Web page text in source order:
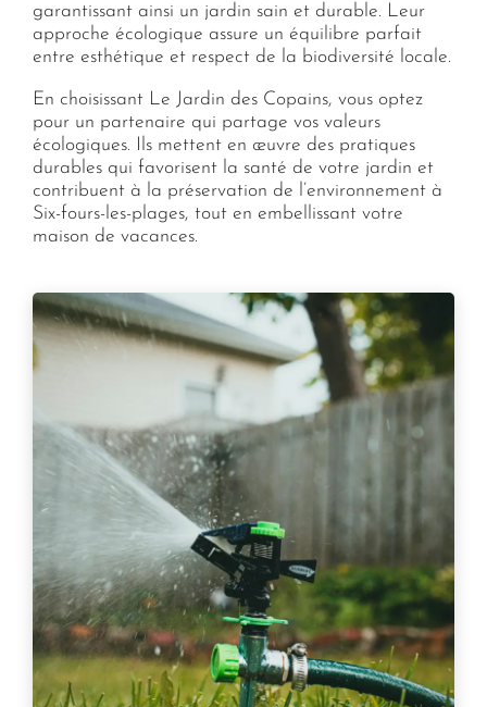
garantissant ainsi un jardin sain et durable. Leur
approche écologique assure un équilibre parfait
entre esthétique et respect de la biodiversité locale.
En choisissant Le Jardin des Copains, vous optez
pour un partenaire qui partage vos valeurs
écologiques. Ils mettent en œuvre des pratiques
durables qui favorisent la santé de votre jardin et
contribuent à la préservation de l’environnement à
Six-fours-les-plages, tout en embellissant votre
maison de vacances.